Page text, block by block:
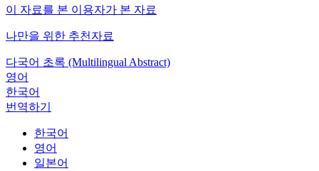
이 자료를 본 이용자가 본 자료
나만을 위한 추천자료
다국어 초록 (Multilingual Abstract)
영어
한국어
번역하기
한국어
영어
일본어